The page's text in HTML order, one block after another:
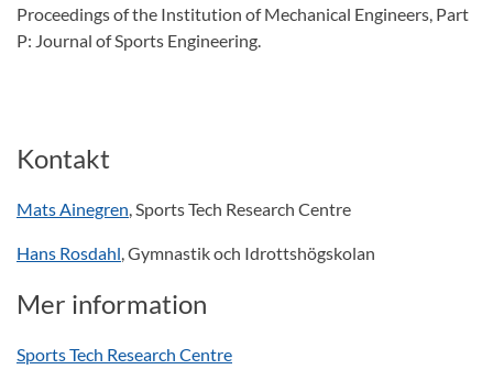
Proceedings of the Institution of Mechanical Engineers, Part
P: Journal of Sports Engineering.
Kontakt
Mats Ainegren, Sports Tech Research Centre
Hans Rosdahl, Gymnastik och Idrottshögskolan
Mer information
Sports Tech Research Centre